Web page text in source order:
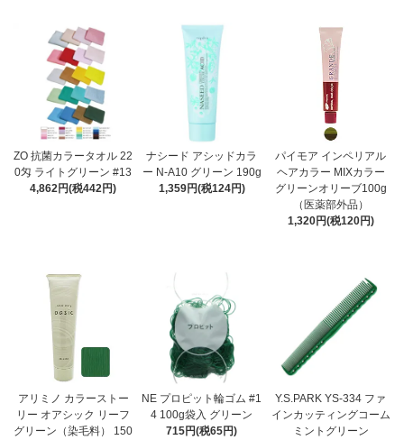
ZO 抗菌カラータオル 22
0匁 ライトグリーン #13
4,862円(税442円)
ナシード アシッドカラ
ー N-A10 グリーン 190g
1,359円(税124円)
パイモア インペリアル
ヘアカラー MIXカラー
グリーンオリーブ100g
（医薬部外品）
1,320円(税120円)
アリミノ カラーストー
リー オアシック リーフ
グリーン（染毛料） 150
NE プロピット輪ゴム #1
4 100g袋入 グリーン
715円(税65円)
Y.S.PARK YS-334 ファ
インカッティングコーム
ミントグリーン